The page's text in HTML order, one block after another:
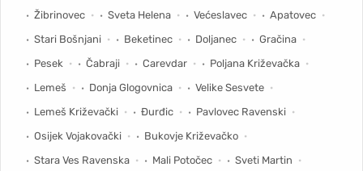
Žibrinovec
Sveta Helena Većeslavec
Apatovec
Stari Bošnjani
Beketinec Doljanec
Gračina
Pesek
Čabraji Carevdar
Poljana Križevačka
Lemeš
Donja Glogovnica
Velike Sesvete
Lemeš Križevački
Đurđic
Pavlovec Ravenski
Osijek Vojakovački
Bukovje Križevačko
Stara Ves Ravenska
Mali Potočec
Sveti Martin